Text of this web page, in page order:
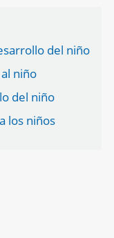
del niño
niño
del niño
los niños